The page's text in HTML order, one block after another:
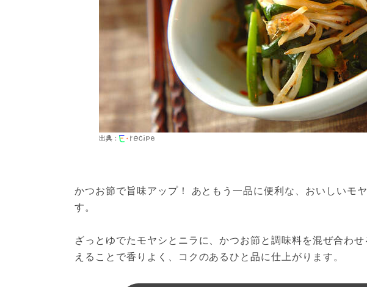
出典：
かつお節で旨味アップ！ あともう一品に便利な、おいしいモ
す。
ざっとゆでたモヤシとニラに、かつお節と調味料を混ぜ合わ
えることで香りよく、コクのあるひと品に仕上がります。